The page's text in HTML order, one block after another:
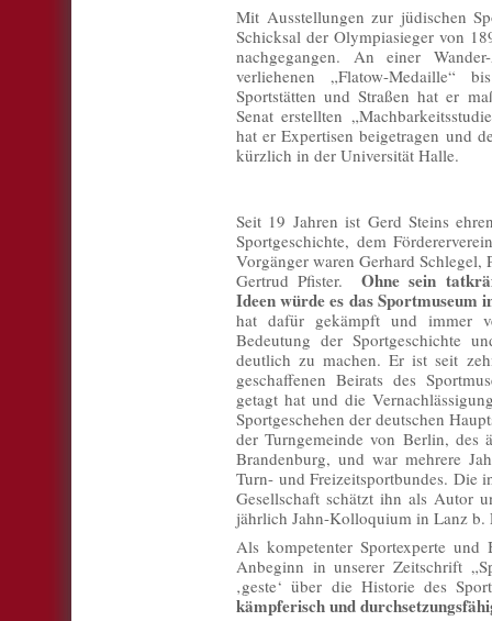
Mit Ausstellungen zur jüdischen
Schicksal der Olympiasieger von
nachgegangen. An einer
verliehenen „Flatow-Medaille“
Sportstätten und Straßen hat er
Senat erstellten
hat er Expertisen beigetragen und
kürzlich in der Universität Halle.
Seit 19 Jahren ist Gerd Steins
Sportgeschichte, dem
Vorgänger waren Gerhard
Gertrud Pfister.Ohne sein
Ideen würde es das Sportmuseum
hat dafür gekämpft und immer
Bedeutung der Sportgeschichte
deutlich zu machen. Er ist seit
geschaffenen Beirats des
getagt hat und die
Sportgeschehen der deutschen
der Turngemeinde von Berlin, des
Brandenburg, und war mehrere
Turn- und Freizeitsportbundes. Die
Gesellschaft schätzt ihn als Autor
jährlich Jahn-Kolloquium in Lanz b.
Als kompetenter Sportexperte
Anbeginn in unserer Zeitschrift
‚geste‘ über die Historie des
kämpferisch und